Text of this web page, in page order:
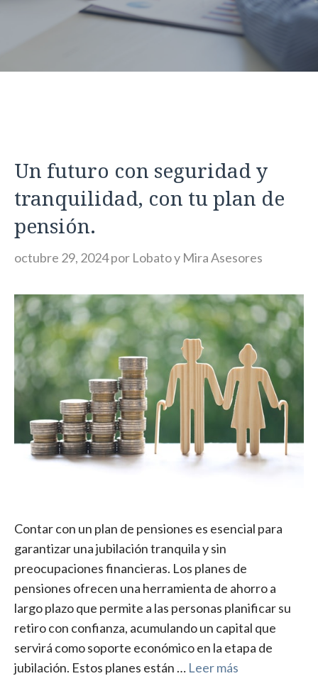
Un futuro con seguridad y
tranquilidad, con tu plan de
pensión.
octubre 29, 2024por Lobato y Mira Asesores
Contar con un plan de pensiones es esencial para
garantizar una jubilación tranquila y sin
preocupaciones financieras. Los planes de
pensiones ofrecen una herramienta de ahorro a
largo plazo que permite a las personas planificar su
retiro con confianza, acumulando un capital que
servirá como soporte económico en la etapa de
jubilación. Estos planes están … Leer más